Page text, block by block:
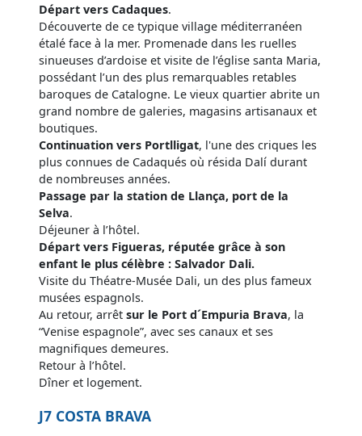
Départ vers Cadaques.
Découverte de ce typique village méditerranéen
étalé face à la mer. Promenade dans les ruelles
sinueuses d’ardoise et visite de l’église santa Maria,
possédant l’un des plus remarquables retables
baroques de Catalogne. Le vieux quartier abrite un
grand nombre de galeries, magasins artisanaux et
boutiques.
Continuation vers Portlligat, l'une des criques les
plus connues de Cadaqués où résida Dalí durant
de nombreuses années.
Passage par la station de Llança, port de la
Selva.
Déjeuner à l’hôtel.
Départ vers Figueras, réputée grâce à son
enfant le plus célèbre : Salvador Dali.
Visite du Théatre-Musée Dali, un des plus fameux
musées espagnols.
Au retour, arrêt sur le Port d´Empuria Brava, la
“Venise espagnole”, avec ses canaux et ses
magnifiques demeures.
Retour à l’hôtel.
Dîner et logement.
J7 COSTA BRAVA